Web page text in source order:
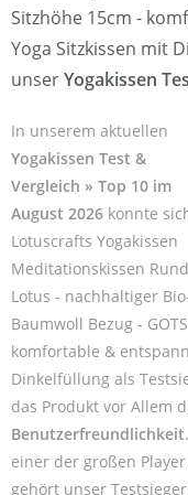
Sitzhöhe 15cm -
Yoga Sitzkissen mit
unserYogakissen
In unserem aktuellen
Yogakissen Test &
Vergleich » Top 10 im
August 2026 konnte
Lotuscrafts Yogakissen
Meditationskissen Rund
Lotus - nachhaltiger
Baumwoll Bezug -
komfortable &
Dinkelfüllung als
das Produkt vor Allem
Benutzerfreundlichkeit
einer der großen
gehört unser